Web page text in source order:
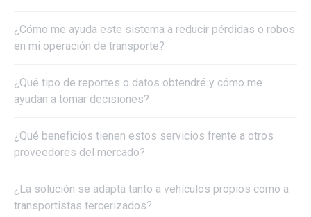
¿Cómo me ayuda este sistema a reducir pérdidas o robos
en mi operación de transporte?
¿Qué tipo de reportes o datos obtendré y cómo me
ayudan a tomar decisiones?
¿Qué beneficios tienen estos servicios frente a otros
proveedores del mercado?
¿La solución se adapta tanto a vehículos propios como a
transportistas tercerizados?